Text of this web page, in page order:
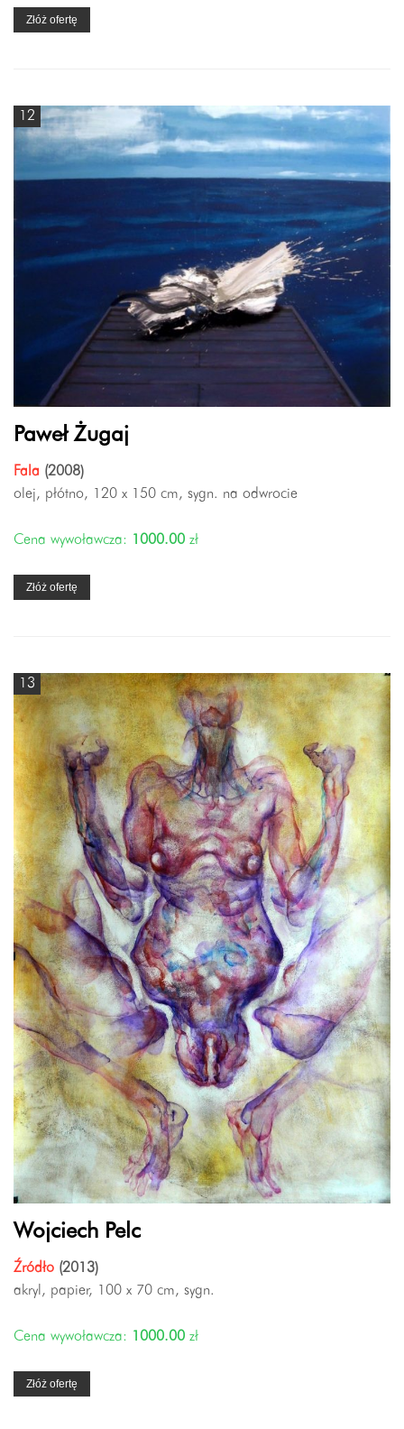
Złóż ofertę
12
Paweł Żugaj
Fala (2008)
olej, płótno, 120 x 150 cm, sygn. na odwrocie
Cena wywoławcza: 1000.00 zł
Złóż ofertę
13
Wojciech Pelc
Źródło (2013)
akryl, papier, 100 x 70 cm, sygn.
Cena wywoławcza: 1000.00 zł
Złóż ofertę